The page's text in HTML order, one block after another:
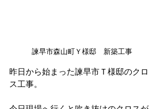
諫早市森山町Ｙ様邸　新築工事
昨日から始まった諫早市Ｔ様邸のクロ
ス工事。